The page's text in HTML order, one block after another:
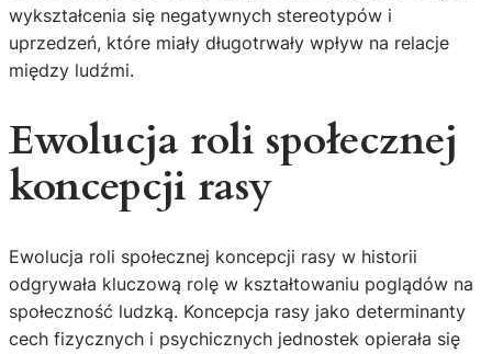
wykształcenia się negatywnych stereotypów i
uprzedzeń, które miały długotrwały wpływ na relacje
między ludźmi.
Ewolucja roli społecznej
koncepcji rasy
Ewolucja roli społecznej koncepcji rasy w historii
odgrywała kluczową rolę w kształtowaniu poglądów na
społeczność ludzką. Koncepcja rasy jako determinanty
cech fizycznych i psychicznych jednostek opierała się